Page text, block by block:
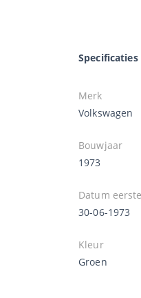
Specificaties
Merk
Volkswagen
Bouwjaar
1973
Datum
30-06-1973
Kleur
Groen